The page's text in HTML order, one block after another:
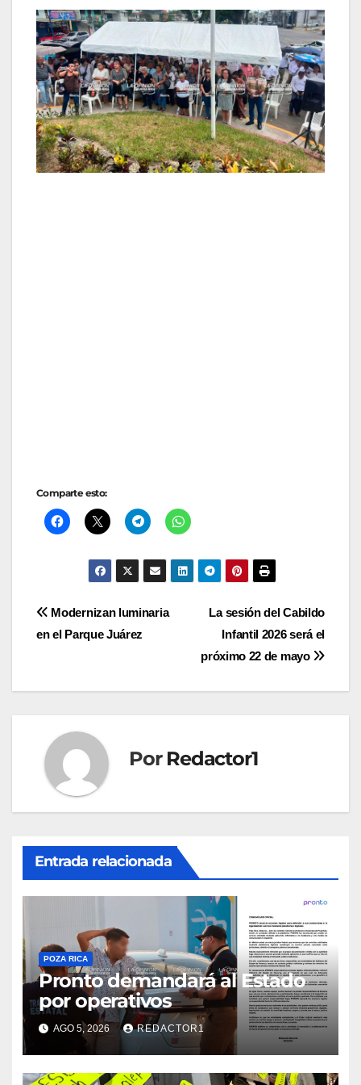
Comparte esto:
Navegación
entradas
La sesión del Cabildo
Infantil 2026 será el
próximo 22 de mayo
Modernizan luminaria
en el Parque Juárez
Por Redactor1
Entrada relacionada
POZA RICA
Pronto demandará al Estado
por operativos
AGO 5, 2026 REDACTOR1